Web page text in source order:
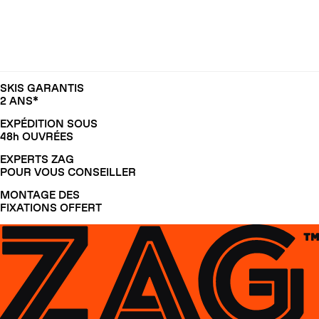
SKIS GARANTIS
2 ANS*
EXPÉDITION SOUS
48h OUVRÉES
EXPERTS ZAG
POUR VOUS CONSEILLER
MONTAGE DES
FIXATIONS OFFERT